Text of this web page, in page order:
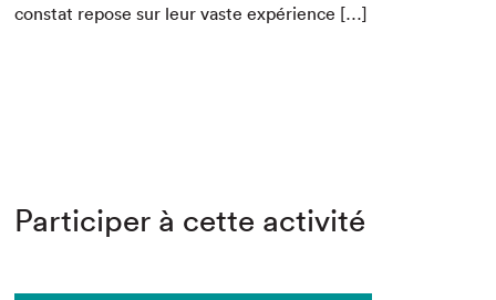
con­stat repose sur leur vaste expérience […]
Participer à cette activité